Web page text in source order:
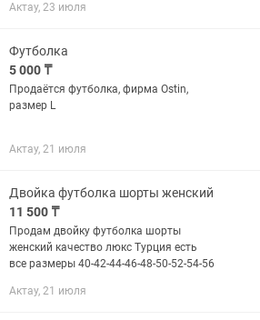
Актау, 23 июля
Футболка
5 000 ₸
Продаётся футболка, фирма Ostin,
размер L
Актау, 21 июля
Двойка футболка шорты женский
11 500 ₸
Продам двойку футболка шорты
женский качество люкс Турция есть
все размеры 40-42-44-46-48-50-52-54-56
Актау, 21 июля